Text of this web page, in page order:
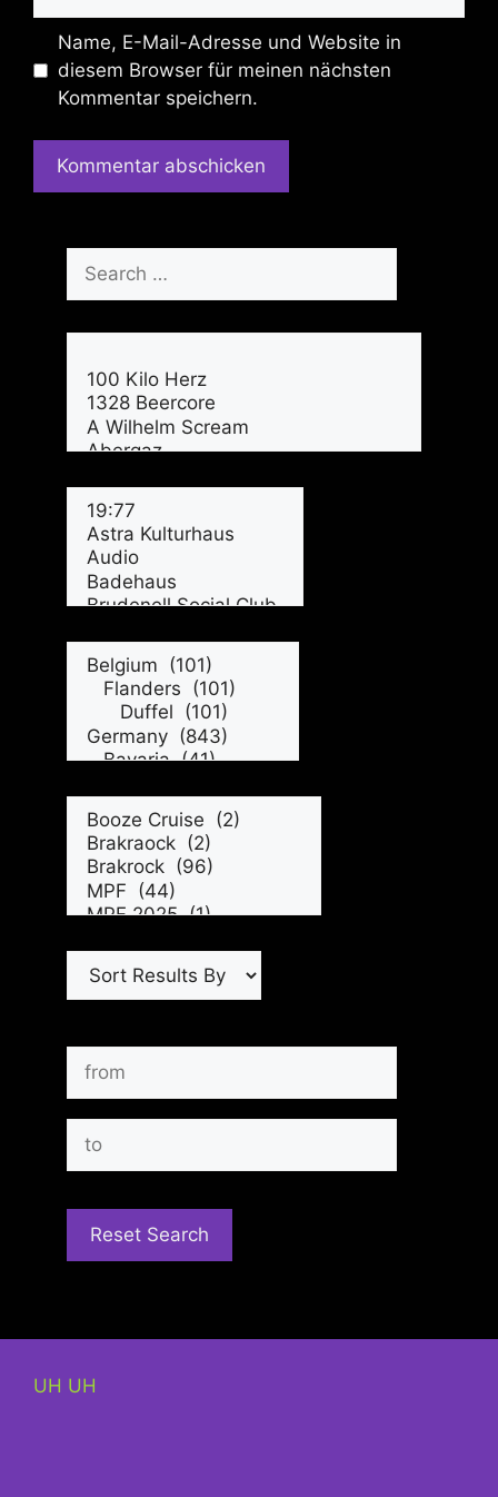
Name, E-Mail-Adresse und Website in
diesem Browser für meinen nächsten
Kommentar speichern.
UH UH